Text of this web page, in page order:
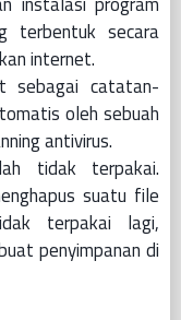
terbentuk secara
internet.
sebagai catatan-
oleh sebuah
antivirus.
tidak terpakai.
suatu file
terpakai lagi,
penyimpanan di